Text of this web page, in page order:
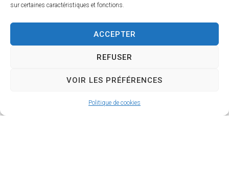
sur certaines caractéristiques et fonctions.
ACCEPTER
REFUSER
VOIR LES PRÉFÉRENCES
Politique de cookies
organisée par le Comité
des Fêtes
Réservations et
Informations au 06 14 81 59
02 ou 06 71 20 91 89